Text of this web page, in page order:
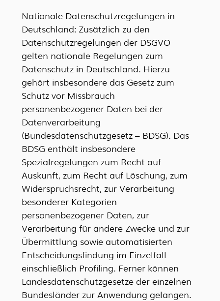
Nationale Datenschutzregelungen in
Deutschland: Zusätzlich zu den
Datenschutzregelungen der DSGVO
gelten nationale Regelungen zum
Datenschutz in Deutschland. Hierzu
gehört insbesondere das Gesetz zum
Schutz vor Missbrauch
personenbezogener Daten bei der
Datenverarbeitung
(Bundesdatenschutzgesetz – BDSG). Das
BDSG enthält insbesondere
Spezialregelungen zum Recht auf
Auskunft, zum Recht auf Löschung, zum
Widerspruchsrecht, zur Verarbeitung
besonderer Kategorien
personenbezogener Daten, zur
Verarbeitung für andere Zwecke und zur
Übermittlung sowie automatisierten
Entscheidungsfindung im Einzelfall
einschließlich Profiling. Ferner können
Landesdatenschutzgesetze der einzelnen
Bundesländer zur Anwendung gelangen.